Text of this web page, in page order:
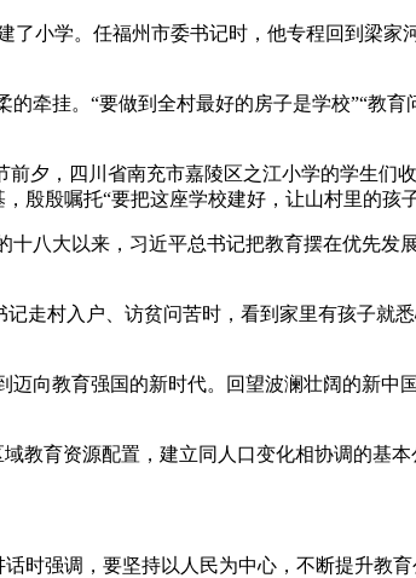
小学。任福州市委书记时，他专程回到梁
牵挂。“要做到全村最好的房子是学校”“教育
夕，四川省南充市嘉陵区之江小学的学生
殷殷嘱托“要把这座学校建好，让山村里的孩子
八大以来，习近平总书记把教育摆在优先
走村入户、访贫问苦时，看到家里有孩子就
向教育强国的新时代。回望波澜壮阔的新中
教育资源配置，建立同人口变化相协调的基
时强调，要坚持以人民为中心，不断提升教